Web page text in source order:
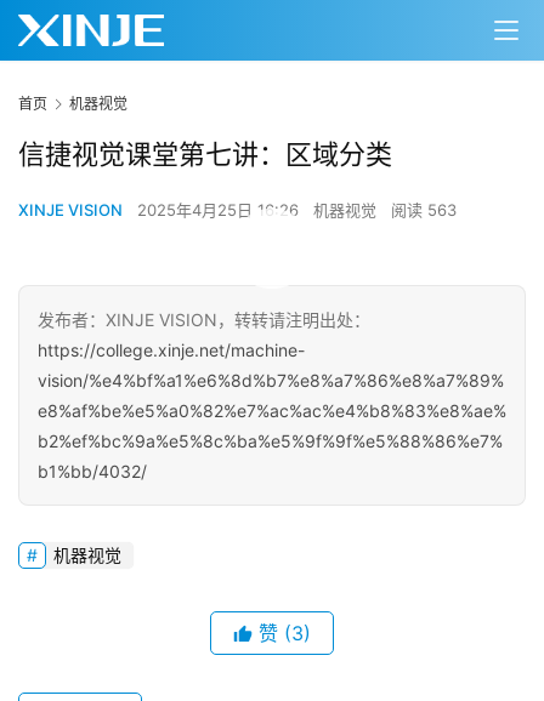
首页 机器视觉
信捷视觉课堂第七讲：区域分类
XINJE VISION 2025年4月25日 16:26 机器视觉 阅读 563
发布者：XINJE VISION，转转请注明出处：
https://college.xinje.net/machine-
vision/%e4%bf%a1%e6%8d%b7%e8%a7%86%e8%a7%89%
e8%af%be%e5%a0%82%e7%ac%ac%e4%b8%83%e8%ae%
b2%ef%bc%9a%e5%8c%ba%e5%9f%9f%e5%88%86%e7%
b1%bb/4032/
机器视觉
赞 (3)